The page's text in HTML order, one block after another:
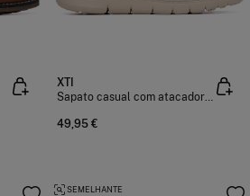
XTI
Sapato casual com atacadores leve
49,95 €
SEMELHANTE